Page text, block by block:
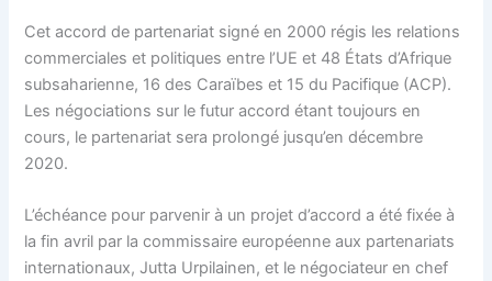
Cet accord de partenariat signé en 2000 régis les relations
commerciales et politiques entre l’UE et 48 États d’Afrique
subsaharienne, 16 des Caraïbes et 15 du Pacifique (ACP).
Les négociations sur le futur accord étant toujours en
cours, le partenariat sera prolongé jusqu’en décembre
2020.
L’échéance pour parvenir à un projet d’accord a été fixée à
la fin avril par la commissaire européenne aux partenariats
internationaux, Jutta Urpilainen, et le négociateur en chef